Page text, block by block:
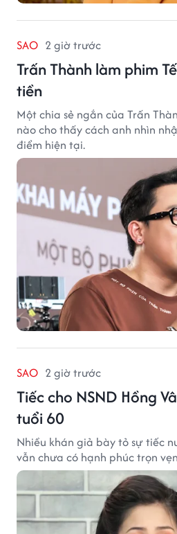
SAO 2 giờ trước
Trấn Thành làm phim
tiền
Một chia sẻ ngắn của Trấn
nào cho thấy cách anh nhìn
điểm hiện tại.
SAO 2 giờ trước
Tiếc cho NSND Hồng
tuổi 60
Nhiều khán giả bày tỏ sự tiếc
vẫn chưa có hạnh phúc trọn